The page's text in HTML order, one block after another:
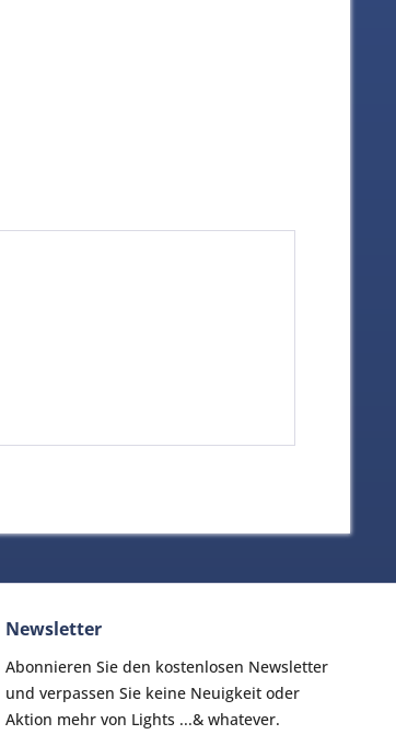
Newsletter
Abonnieren Sie den kostenlosen Newsletter
und verpassen Sie keine Neuigkeit oder
Aktion mehr von Lights ...& whatever.